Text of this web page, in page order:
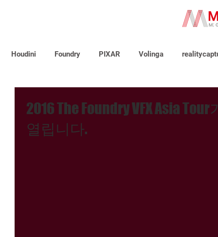
Houdini Foundry PIXAR Volinga
2016 The Foundry VFX Asia Tour
열립니다.